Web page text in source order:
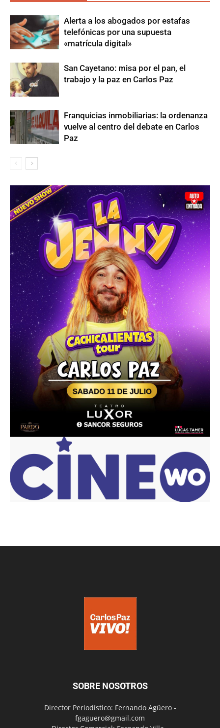
Alerta a los abogados por estafas
telefónicas por una supuesta
«matrícula digital»
San Cayetano: misa por el pan, el
trabajo y la paz en Carlos Paz
Franquicias inmobiliarias: la ordenanza
vuelve al centro del debate en Carlos
Paz
SOBRE NOSOTROS
Director Periodístico: Fernando Agüero -
fgaguero@gmail.com